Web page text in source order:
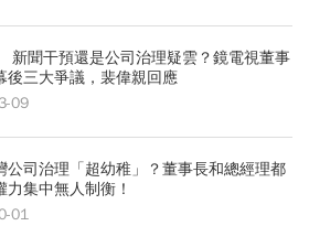
新聞干預還是公司治理疑雲？鏡電視董事
後三大爭議，裴偉親回應
09
公司治理「超幼稚」？董事長和總經理都
集中無人制衡！
01